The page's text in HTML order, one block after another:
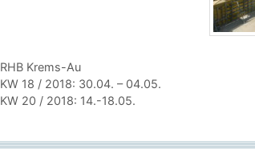
Kategorien
RHB Krems-Au
KW 18 / 2018: 30.04. – 04.05.
KW 20 / 2018: 14.-18.05.